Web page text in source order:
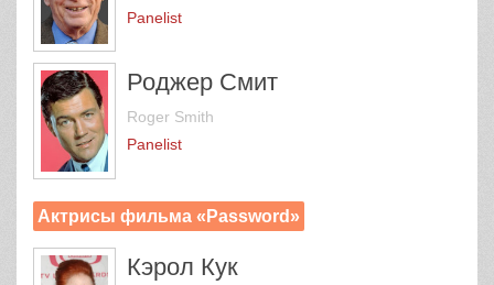
Panelist
Роджер Смит
Roger Smith
Panelist
Актрисы фильма «Password»
Кэрол Кук